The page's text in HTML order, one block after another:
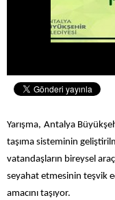
Yarışma, Antalya
taşıma sisteminin
vatandaşların bireysel
seyahat etmesinin teşvik
amacını taşıyor.